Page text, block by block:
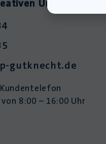
Unterricht
gutknecht.de
8:00 – 16:00 Uhr